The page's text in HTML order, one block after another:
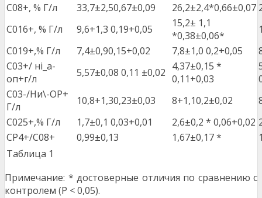
С08+, % Г/л
33,7±2,50,67±0,09 26,2±2,4*0,66±0,07
С016+, % Г/л
9,6+1,3 0,19+0,05
15,2± 1,1
*0,38±0,06*
С019+,% Г/л
7,4±0,90,15+0,02 7,8±1,0 0,2+0,05
С03+/ ні_а-
оп+г/л
5,57±0,08 0,11 ±0,02 4,37±0,15 *
0,11+0,03
С03-/Ни\-ОР+
Г/л
10,8+1,30,23±0,03 8+1,10,2±0,02
С025+,% Г/л
1,7±0,1 0,03+0,01 2,6±0,2 * 0,06+0,02
СР4+/С08+
0,99±0,13 1,67±0,17 *
Таблица 1
Примечание: * достоверные отличия по сравнению с
контролем (Р < 0,05).